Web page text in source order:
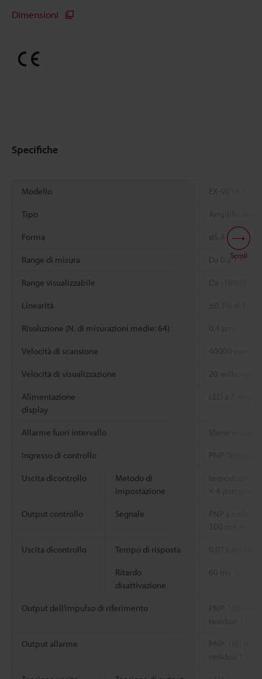
Dimensioni
Specifiche
Modello EX-V01P
Tipo Amplificatore
Forma ø5,4 x 18
Range di misura Da 0 a 1 mm
Range visualizzabile Da -19999 a
Linearità ±0,3% di F.S.
Risoluzione (N. di misurazioni medie: 64) 0,4 μm
Velocità di scansione 40000
Velocità di visualizzazione 20 volte/sec.
Alimentazione
display
Allarme fuori intervallo Viene
Ingresso di controllo PNP:
Uscita dicontrollo
Metodo di
impostazione
× 4 pattern
Output controllo Segnale
PNP a
Uscita dicontrollo Tempo di risposta 0,075 ms
Ritardo
disattivazione
60 ms
Output dell’impulso di riferimento
PNP: 100 mA
residua: 1 V
Output allarme
PNP: 100 mA
residua: 1 V
Scroll